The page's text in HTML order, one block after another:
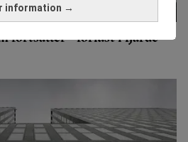
information →
fortsätter - förlust i fjärde